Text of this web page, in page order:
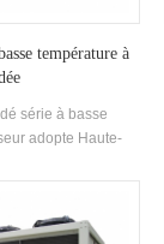
température à
série à basse
adopte Haute-
efficacité
de chaleur peut être